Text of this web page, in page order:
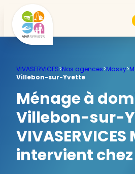
VIVASERVICES>Nos agences>Massy>
Villebon-sur-Yvette
Ménage à
Villebon-sur-
intervient